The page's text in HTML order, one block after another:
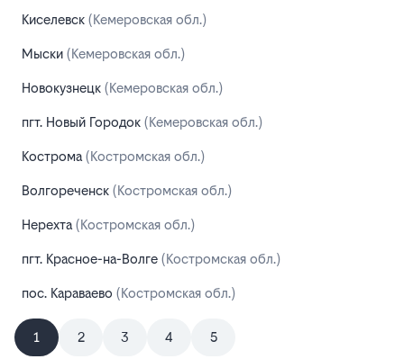
Киселевск (Кемеровская обл.)
Мыски (Кемеровская обл.)
Новокузнецк (Кемеровская обл.)
пгт. Новый Городок (Кемеровская обл.)
Кострома (Костромская обл.)
Волгореченск (Костромская обл.)
Нерехта (Костромская обл.)
пгт. Красное-на-Волге (Костромская обл.)
пос. Караваево (Костромская обл.)
1 2 3 4 5